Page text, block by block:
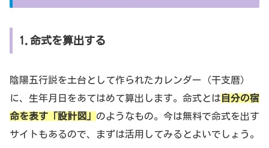
1.命式を算出する
陰陽五行説を土台として作られたカレンダー（干支暦）
に、生年月日をあてはめて算出します。命式とは 自分の宿
命を表す「設計図」 のようなもの。今は無料で命式を出す
サイトもあるので、まずは活用してみるとよいでしょう。